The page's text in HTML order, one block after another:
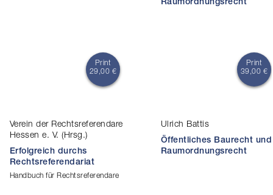
Print
29,00 €
Verein der Rechtsreferendare
Hessen e. V. (Hrsg.)
Erfolgreich durchs
Rechtsreferendariat
Handbuch für Rechtsreferendare
Print
39,00 €
Ulrich Battis
Öffentliches Baurecht und
Raumordnungsrecht